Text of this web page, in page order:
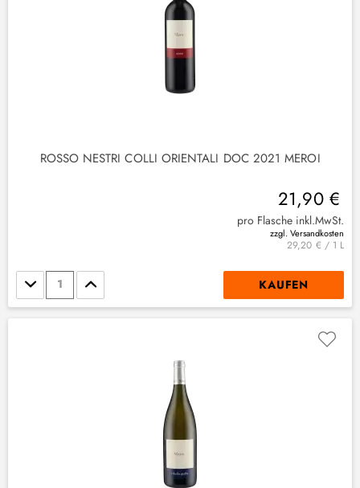
ROSSO NESTRI COLLI ORIENTALI DOC 2021 MEROI
21,90 €
pro Flasche inkl.MwSt.
zzgl. Versandkosten
29,20 € / 1 L
Stückzahl KAUFEN